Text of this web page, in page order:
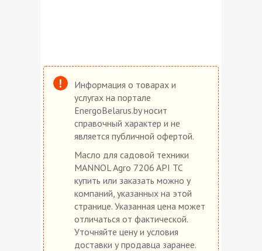
Информация о товарах и
услугах на портале
EnergoBelarus.by носит
справочный характер и не
является публичной офертой.
Масло для садовой техники
MANNOL Agro 7206 API TC
купить или заказать можно у
компаний, указанных на этой
странице. Указанная цена может
отличаться от фактической.
Уточняйте цену и условия
доставки у продавца заранее.